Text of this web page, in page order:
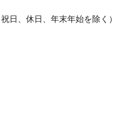
日、休日、年末年始を除く）